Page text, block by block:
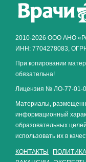
2010-2026 ООО АНО
ИНН: 7704278083,
При копировании
обязательна!
Лицензия № ЛО-77-01-
Материалы,
информационный
образовательных
использовать их в
КОНТАКТЫ